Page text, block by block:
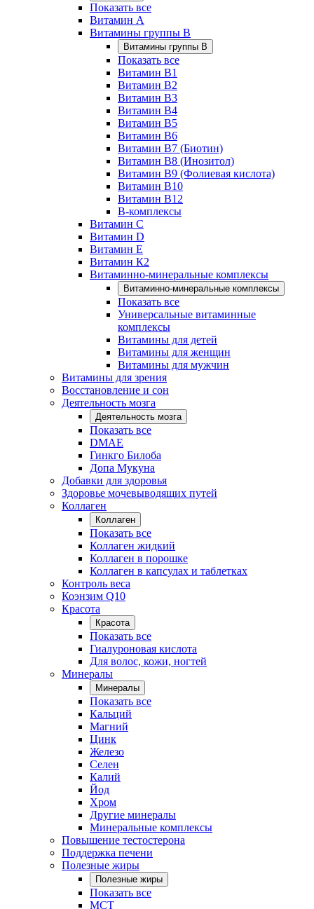
Показать все
Витамин A
Витамины группы B
Витамины группы B
Показать все
Витамин B1
Витамин B2
Витамин B3
Витамин B4
Витамин B5
Витамин B6
Витамин B7 (Биотин)
Витамин B8 (Инозитол)
Витамин B9 (Фолиевая кислота)
Витамин B10
Витамин B12
B-комплексы
Витамин C
Витамин D
Витамин E
Витамин К2
Витаминно-минеральные комплексы
Витаминно-минеральные комплексы
Показать все
Универсальные витаминные
комплексы
Витамины для детей
Витамины для женщин
Витамины для мужчин
Витамины для зрения
Восстановление и сон
Деятельность мозга
Деятельность мозга
Показать все
DMAE
Гинкго Билоба
Допа Мукуна
Добавки для здоровья
Здоровье мочевыводящих путей
Коллаген
Коллаген
Показать все
Коллаген жидкий
Коллаген в порошке
Коллаген в капсулах и таблетках
Контроль веса
Коэнзим Q10
Красота
Красота
Показать все
Гиалуроновая кислота
Для волос, кожи, ногтей
Минералы
Минералы
Показать все
Кальций
Магний
Цинк
Железо
Селен
Калий
Йод
Хром
Другие минералы
Минеральные комплексы
Повышение тестостерона
Поддержка печени
Полезные жиры
Полезные жиры
Показать все
MCT